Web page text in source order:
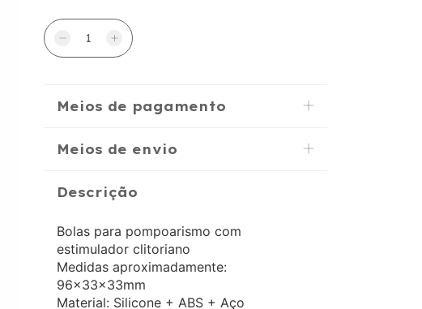
Meios de pagamento
Meios de envio
Descrição
Bolas para pompoarismo com
estimulador clitoriano
Medidas aproximadamente:
96x33x33mm
Material: Silicone + ABS + Aço